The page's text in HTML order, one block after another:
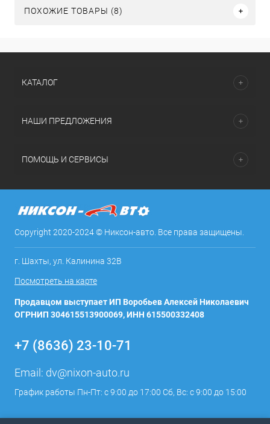
ПОХОЖИЕ ТОВАРЫ (8)
КАТАЛОГ
НАШИ ПРЕДЛОЖЕНИЯ
ПОМОЩЬ И СЕРВИСЫ
Copyright 2020-2024 © Никсон-авто. Все права защищены.
г. Шахты, ул. Калинина 32В
Посмотреть на карте
Продавцом выступает ИП Воробьев Алексей Николаевич
ОГРНИП 304615513900069, ИНН 615500332408
+7 (8636) 23-10-71
Email: dv@nixon-auto.ru
График работы Пн-Пт: с 9:00 до 17:00 Сб, Вс: с 9:00 до 15:00